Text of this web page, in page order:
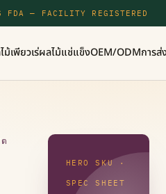
FDA — FACILITY REGISTERED
ม้เพียวเร่ผลไม้แช่แข็งOEM/ODMการ
HERO SKU ·
SPEC SHEET